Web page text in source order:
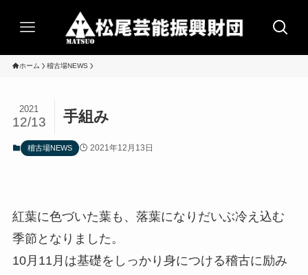
ホーム 稽古場NEWS
手組み
2021
12/13
稽古場NEWS 2021年12月13日
紅葉に色づいた葉も、落葉になりだいぶ冷え込む
季節となりました。
10月11月は基礎をしっかり身につける稽古に励み